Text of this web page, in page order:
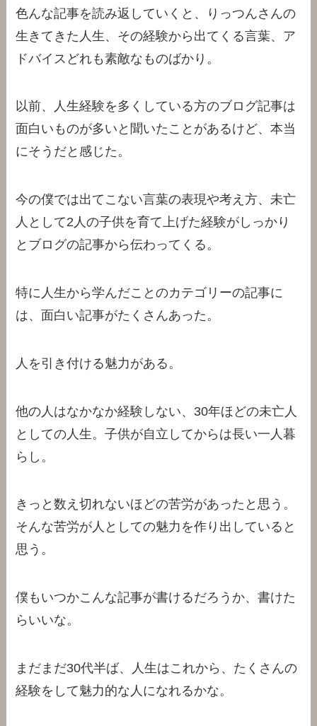
色んな記事を読み返していくと、りっつんさんの
生きてきた人生、その経験から出てくる言葉、ア
ドバイスどれも素敵なものばかり。
以前、人生経験を多くしている方のブログ記事は
面白いものが多いと聞いたことがあるけど、本当
にそうだと感じた。
今の僕では出てこない言葉の表現や考え方、未亡
人として2人の子供を育て上げた経験がしっかり
とブログの記事から伝わってくる。
特に人生から学んだことのカテゴリーの記事に
は、面白い記事がたくさんあった。
人を引き付ける魅力がある。
他の人はなかなか経験しない、30年ほどの未亡人
としての人生。子供が自立してからは長い一人暮
らし。
きっと数え切れないほどの苦労があったと思う。
そんな苦労が人としての魅力を作り出していると
思う。
僕もいつかこんな記事が書けるだろうか、書けた
らいいな。
まだまだ30代半ば、人生はこれから、たくさんの
経験をして魅力的な人になれるかな。